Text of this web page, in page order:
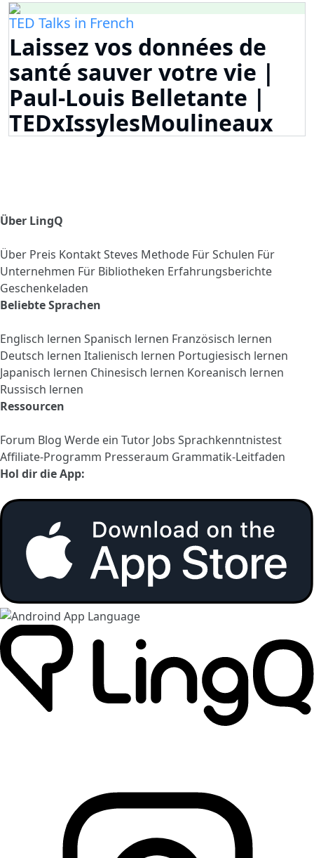
TED Talks in French
Laissez vos données de
santé sauver votre vie |
Paul-Louis Belletante |
TEDxIssylesMoulineaux
Über LingQ
Über Preis KontaktSteves Methode Für Schulen Für
Unternehmen Für Bibliotheken Erfahrungsberichte
Geschenkeladen
Beliebte Sprachen
Englisch lernen Spanisch lernen Französisch lernen
Deutsch lernen Italienisch lernen Portugiesisch lernen
Japanisch lernen Chinesisch lernen Koreanisch lernen
Russisch lernen
Ressourcen
Forum Blog Werde ein Tutor Jobs Sprachkenntnistest
Affiliate-Programm Presseraum Grammatik-Leitfaden
Hol dir die App: